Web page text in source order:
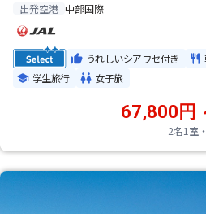
出発空港 中部国際
うれしいシアワセ付き
学生旅行
女子旅
2名1室
67,800円